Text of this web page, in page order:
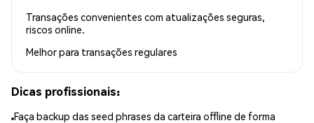
Transações convenientes com atualizações seguras,
riscos online.
Melhor para transações regulares
Dicas profissionais:
Faça backup das seed phrases da carteira offline de forma